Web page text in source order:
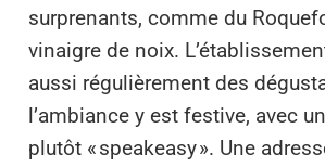
surprenants, comme du
vinaigre de noix.
aussi régulièrement des
l’ambiance y est festive, avec
plutôt « speakeasy ». Une